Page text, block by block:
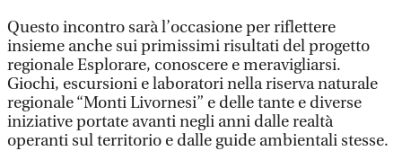
Questo incontro sarà l’occasione per riflettere
insieme anche sui primissimi risultati del progetto
regionale Esplorare, conoscere e meravigliarsi.
Giochi, escursioni e laboratori nella riserva naturale
regionale “Monti Livornesi” e delle tante e diverse
iniziative portate avanti negli anni dalle realtà
operanti sul territorio e dalle guide ambientali stesse.